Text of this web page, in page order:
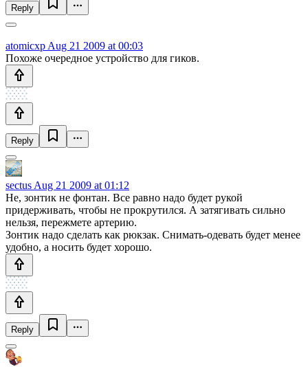
Reply
atomicxp Aug 21 2009 at 00:03
Похоже очередное устройство для гиков.
Reply
sectus Aug 21 2009 at 01:12
Не, зонтик не фонтан. Все равно надо будет рукой
придерживать, чтобы не прокрутился. А затягивать сильно
нельзя, пережмете артерию.
Зонтик надо сделать как рюкзак. Снимать-одевать будет менее
удобно, а носить будет хорошо.
Reply